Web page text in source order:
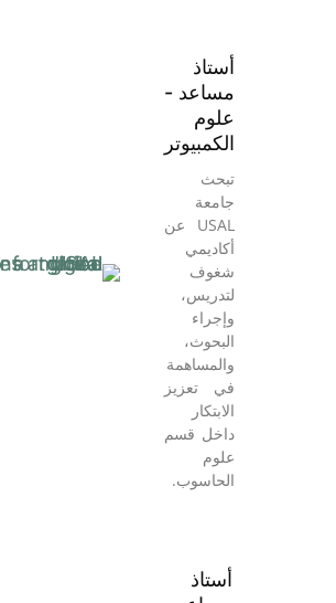
أستاذ
مساعد -
علوم
الكمبيوتر
تبحث
جامعة
USAL عن
أكاديمي
شغوف
لتدريس،
وإجراء
البحوث،
والمساهمة
في تعزيز
الابتكار
داخل قسم
علوم
الحاسوب.
أستاذ